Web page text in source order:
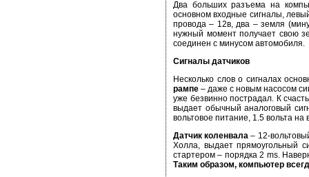
Два больших разъема на
основном входные сигналы,
провода – 12в, два – земля
нужный момент получает свою
соединен с минусом автомобиля.
Сигналы датчиков
Несколько слов о сигналах
рампе – даже с новым насосом
уже безвинно пострадал. К
выдает обычный аналоговый
вольтовое питание, 1.5 вольта
Датчик коленвала – 12-
Холла, выдает прямоугольный
стартером – порядка 2 ms.
Таким образом, компьютер